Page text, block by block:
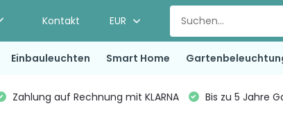
Kontakt EUR
Einbauleuchten Smart Home
Zahlung auf Rechnung mit KLARNA Bis zu 5 Jahre